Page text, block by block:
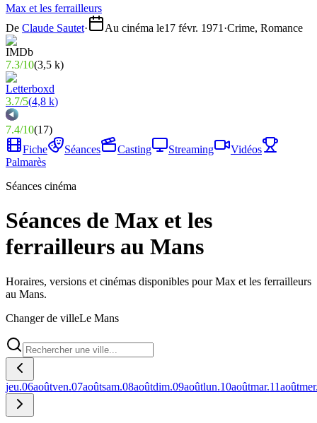
Max et les ferrailleurs
De Claude Sautet· Au cinéma le17 févr. 1971 ·Crime, Romance
7.3/10(3,5 k)
3.7/5(4,8 k)
7.4/10(17)
Fiche
Séances Casting Streaming
Vidéos
Palmarès
Séances cinéma
Séances de Max et les
ferrailleurs au Mans
Horaires, versions et cinémas disponibles pour Max et les ferrailleurs
au Mans.
Changer de villeLe Mans
jeu.06aoûtven.07aoûtsam.08aoûtdim.09aoûtlun.10aoûtmar.11août